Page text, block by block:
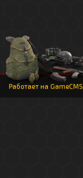
Работает на GameCMS